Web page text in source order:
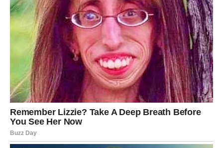
Ovo nije loš period, alinije ni idealan za velike poteze.
Univerzum vam poručuje da zastanete, da završite ono
što ste započeli i da ne forsirate nove početke dok se
energija ne stabilizuje.
Emotivno, Ovan može biti sklon burnim reakcijama ili
pogrešnim zaključcima. Važno je ne donositi odluke u
afektu. Ono što sada deluje hitno, vrlo brzo može izgubiti
na značaju.
Na poslovnom planu, bolje je raditi u tišini, bez